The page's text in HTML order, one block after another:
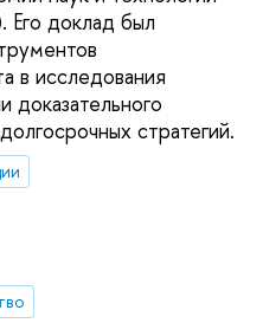
Его доклад был
в исследования
стратегий.